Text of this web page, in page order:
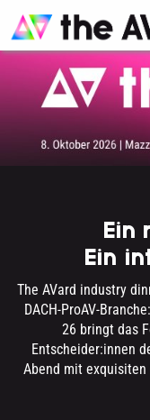
Ein
Ein
The AVard industry
DACH-ProAV-
26 bringt das
Entscheider:innen
Abend mit exquisiten